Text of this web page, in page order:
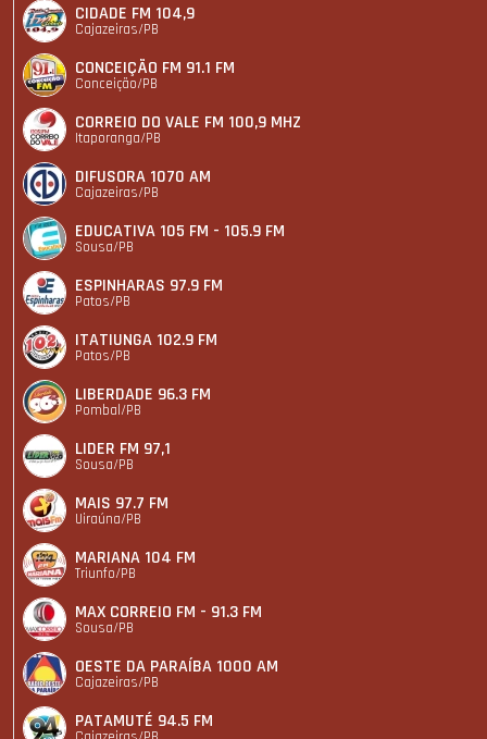
CIDADE FM 104,9
Cajazeiras/PB
CONCEIÇÃO FM 91.1 FM
Conceição/PB
CORREIO DO VALE FM 100,9 MHZ
Itaporanga/PB
DIFUSORA 1070 AM
Cajazeiras/PB
EDUCATIVA 105 FM - 105.9 FM
Sousa/PB
ESPINHARAS 97.9 FM
Patos/PB
ITATIUNGA 102.9 FM
Patos/PB
LIBERDADE 96.3 FM
Pombal/PB
LIDER FM 97,1
Sousa/PB
MAIS 97.7 FM
Uiraúna/PB
MARIANA 104 FM
Triunfo/PB
MAX CORREIO FM - 91.3 FM
Sousa/PB
OESTE DA PARAÍBA 1000 AM
Cajazeiras/PB
PATAMUTÉ 94.5 FM